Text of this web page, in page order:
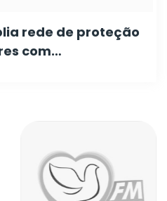
rede de proteção
com…